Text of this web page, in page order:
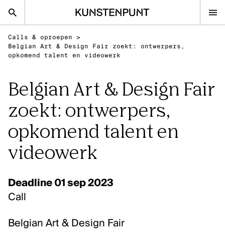
nl en
Advies
Calls
Agenda
Sector
Onderzoek
DISCIPLINES
Beeldende kunsten
Calls & oproepen >
Belgian Art & Design Fair zoekt: ontwerpers,
opkomend talent en videowerk
Belgian Art & Design Fair
zoekt: ontwerpers,
opkomend talent en
videowerk
Deadline 01 sep 2023
Call
Belgian Art & Design Fair